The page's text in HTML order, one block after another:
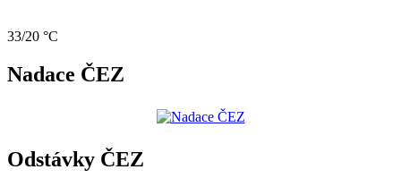
33/20 °C
Nadace ČEZ
Odstávky ČEZ